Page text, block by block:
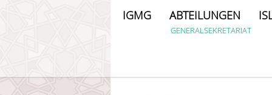
IGMG ABTEILUNGEN
GENERALSEKRETARIAT